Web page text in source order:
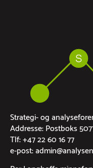
Strategi- og
Addresse: Postboks
Tlf: +47 22 60 16 77
e-post: